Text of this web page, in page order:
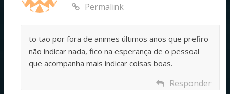
Permalink
to tão por fora de animes últimos anos que prefiro
não indicar nada, fico na esperança de o pessoal
que acompanha mais indicar coisas boas.
Responder